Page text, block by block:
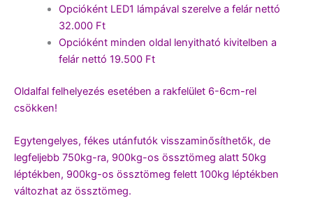
Opcióként LED1 lámpával szerelve a felár nettó
32.000 Ft
Opcióként minden oldal lenyitható kivitelben a
felár nettó 19.500 Ft
Oldalfal felhelyezés esetében a rakfelület 6-6cm-rel
csökken!
Egytengelyes, fékes utánfutók visszaminősíthetők, de
legfeljebb 750kg-ra, 900kg-os össztömeg alatt 50kg
léptékben, 900kg-os össztömeg felett 100kg léptékben
változhat az össztömeg.